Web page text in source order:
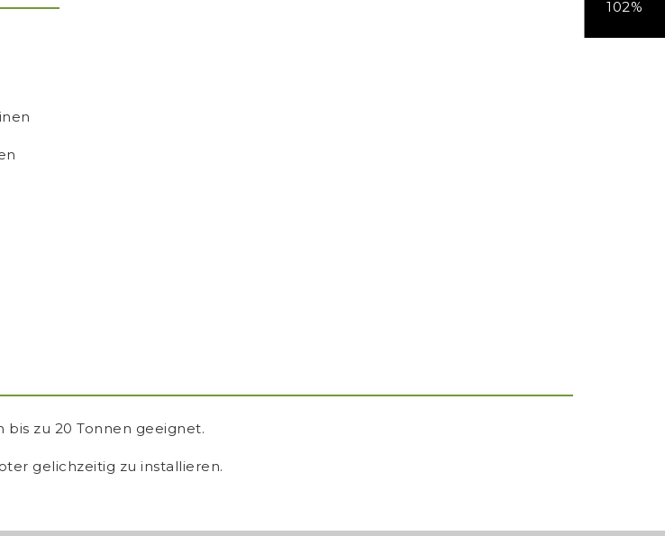
zu 20 Tonnen geeignet.
gelichzeitig zu installieren.
102%